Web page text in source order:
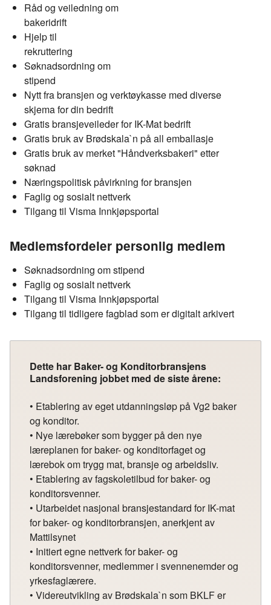
Råd og veiledning om
bakeridrift
Hjelp til
rekruttering
Søknadsordning om
stipend
Nytt fra bransjen og verktøykasse med diverse
skjema for din bedrift
Gratis bransjeveileder for IK-Mat bedrift
Gratis bruk av Brødskala`n på all emballasje
Gratis bruk av merket "Håndverksbakeri" etter
søknad
Næringspolitisk påvirkning for bransjen
Faglig og sosialt nettverk
Tilgang til Visma Innkjøpsportal
Medlemsfordeler personlig medlem
Søknadsordning om stipend
Faglig og sosialt nettverk
Tilgang til Visma Innkjøpsportal
Tilgang til tidligere fagblad som er digitalt arkivert
Dette har Baker- og Konditorbransjens
Landsforening jobbet med de siste årene:
• Etablering av eget utdanningsløp på Vg2 baker
og konditor.
• Nye lærebøker som bygger på den nye
læreplanen for baker- og konditorfaget og
lærebok om trygg mat, bransje og arbeidsliv.
• Etablering av fagskoletilbud for baker- og
konditorsvenner.
• Utarbeidet nasjonal bransjestandard for IK-mat
for baker- og konditorbransjen, anerkjent av
Mattilsynet
• Initiert egne nettverk for baker- og
konditorsvenner, medlemmer i svennenemder og
yrkesfaglærere.
• Videreutvikling av Brødskala`n som BKLF er